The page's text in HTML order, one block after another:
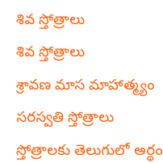
శివ స్తోత్రాలు
శివ స్తోత్రాలు
శ్రావణ మాస మాహాత్మ్యం
సరస్వతి స్తోత్రాలు
స్తోత్రాలకు తెలుగులో అర్థం